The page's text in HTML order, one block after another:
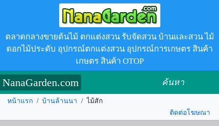
ตลาดกลางขายต้นไม้ ตกแต่งสวน รับจัดสวน บ้านและสวน ไม้
ดอกไม้ประดับ อุปกรณ์ตกแต่งสวน อุปกรณ์การเกษตร สินค้า
เกษตร สินค้า OTOP
NanaGarden.com ค้นหา
หน้าแรก / บ้านล้านนา / ไม้สัก
ติดต่อโฆษณา